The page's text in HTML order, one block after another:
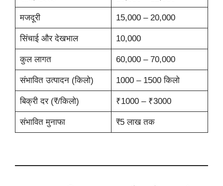
मजदूरी 15,000 – 20,000
सिंचाई और देखभाल 10,000
कुल लागत 60,000 – 70,000
संभावित उत्पादन (किलो) 1000 – 1500 किलो
बिक्री दर (₹/किलो) ₹1000 – ₹3000
संभावित मुनाफा ₹5 लाख तक